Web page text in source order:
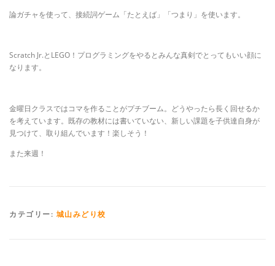
論ガチャを使って、接続詞ゲーム「たとえば」「つまり」を使います。
Scratch Jr.とLEGO！プログラミングをやるとみんな真剣でとってもいい顔に
なります。
金曜日クラスではコマを作ることがプチブーム。どうやったら長く回せるか
を考えています。既存の教材には書いていない、新しい課題を子供達自身が
見つけて、取り組んでいます！楽しそう！
また来週！
カテゴリー: 城山みどり校